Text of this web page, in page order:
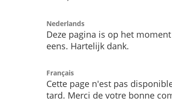
Nederlands
Deze pagina is op het
eens. Hartelijk dank.
Français
Cette page n'est pas
tard. Merci de votre bonne